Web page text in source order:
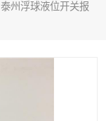
州浮球液位开关报